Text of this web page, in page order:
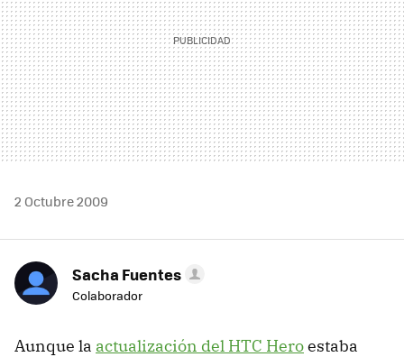
2 Octubre 2009
Sacha Fuentes
Colaborador
Aunque la actualización del HTC Heroestaba